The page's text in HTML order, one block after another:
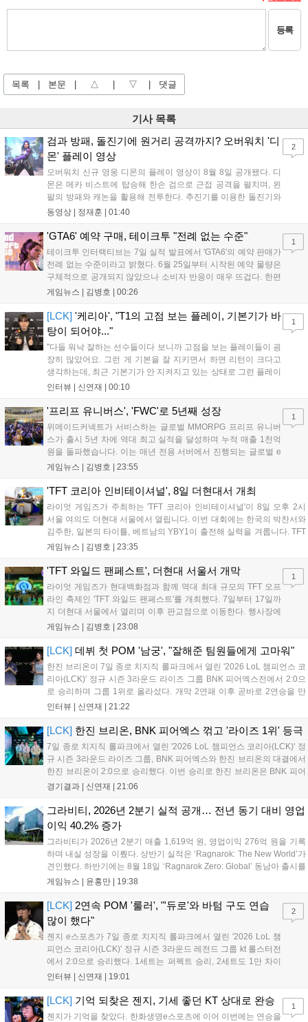
등록
목록 | 본문 | △ | ▽ | 댓글
기사 목록
검과 방패, 돌진기에 원거리 공격까지? 오버워치 '디
몬' 플레이 영상
오버워치 신규 영웅 디몬의 플레이 영상이 8월 8일 공개됐다. 디
몬은 메카 비스트에 탑승해 한손 검으로 근접 공격을 펼치며, 왼
팔의 방패와 캐논을 활용해 전투한다. 추진기를 이용한 돌진기와
참격 형태의 궁극기를 보유했고, 메카 파괴 시 맨몸으로 기관총을
산의 영웅들 업데이트를 통해 정식 출시될 예정이다....
동영상 | 정재훈 | 01:40
2
'GTA6' 예약 구매, 테이크투 "전례 없는 수준"
테이크투 인터랙티브는 7일 실적 발표에서 'GTA6'의 예약 판매가
전례 없는 수준이라고 밝혔다. 6월 25일부터 시작된 예약 물량은
구체적으로 공개되지 않았으나 소비자 반응이 매우 뜨겁다. 한편
11월 19일 PS5와 Xbox 시리즈 X|S로 정식 출시될 예정이며, 록
상 'Grand Theft Auto VI: An Extended Look'을 최초 공개할 계획
이다....
게임뉴스 | 김병호 | 00:26
1
[LCK] '케리아', "T1의 고점 보는 플레이, 기본기가 바
탕이 되어야..."
"다들 워낙 잘하는 선수들이다 보니까 고점을 보는 플레이들이 굉
장히 많았어요. 그런 게 기본을 잘 지키면서 하면 리턴이 크다고
생각하는데, 최근 기본기가 안 지켜지고 있는 상태로 그런 플레이
를 추구하다 보니까 팀적으로 안 좋은 사고가 계속 많이 났던 것
LoL 챔피언스 코리아(LCK)'...
인터뷰 | 신연재 | 00:10
1
'프리프 유니버스', 'FWC'로 5년째 성장
위메이드커넥트가 서비스하는 글로벌 MMORPG 프리프 유니버
스가 출시 5년 차에 역대 최고 실적을 달성하며 누적 매출 1천억
원을 돌파했습니다. 이는 매년 전용 서버에서 진행되는 글로벌 e
스포츠 대회 FWC의 영향이 큽니다. FWC는 이용자가 동일한 조
은 전년 대비 매출과 이용자 지표가 대폭 상승하는 성과를 냈습니
FWC 그랜드 파이널이 개최될 예정이며, 위메이드커넥트는 이를
통해 커뮤니티 중심의 장기 성장 모델을 지속할 방침입니다....
게임뉴스 | 김병호 | 23:55
1
'TFT 코리아 인비테이셔널', 8일 더현대서 개최
라이엇 게임즈가 주최하는 'TFT 코리아 인비테이셔널'이 8일 오후 2시
서울 여의도 더현대 서울에서 열립니다. 이번 대회에는 한국의 박찬서와
김주한, 일본의 타이틀, 베트남의 YBY1이 출전해 실력을 겨룹니다. TFT
는 소속팀 없이 개인 자격으로 참가하는 독특한 대회 구조를 가지며, 누
17일까지 이어지는 이번 행사는 신규 세트 체험과 공연 등 다양한 즐길
거리를 제공하며, 이후 현대백화점 판교점에서도 행사가 이어질 예정입
니다. 연말에는 라스베이거스 오픈이 개최됩니다....
게임뉴스 | 김병호 | 23:35
'TFT 와일드 팬페스트', 더현대 서울서 개막
라이엇 게임즈가 현대백화점과 함께 역대 최대 규모의 TFT 오프
라인 축제인 'TFT 와일드 팬페스트'를 개최했다. 7일부터 17일까
지 더현대 서울에서 열리며 이후 판교점으로 이동한다. 행사장에
는 체험, 스페셜, 무대 존이 마련됐으며 8일 오후 2시 인비테이셔
연 등 다채로운 일정이 준비되어 있다. 사전 예약은 조기 마감될
게임뉴스 | 김병호 | 23:08
1
[LCK] 데뷔 첫 POM '남궁', "잘해준 팀원들에게 고마워"
한진 브리온이 7일 종로 치지직 롤파크에서 열린 '2026 LoL 챔피언스 코
리아(LCK)' 정규 시즌 3라운드 라이즈 그룹 BNK 피어엑스전에서 2:0으
로 승리하며 그룹 1위로 올라섰다. 개막 2연패 이후 곧바로 2연승을 만
들어내면서 이어질 4라운드에 대한 기대감을 올렸다. 다음은 이날 데뷔
인터뷰 | 신연재 | 21:22
[LCK] 한진 브리온, BNK 피어엑스 꺾고 '라이즈 1위' 등극
7일 종로 치지직 롤파크에서 열린 '2026 LoL 챔피언스 코리아(LCK)' 정
규 시즌 3라운드 라이즈 그룹, BNK 피어엑스와 한진 브리온의 대결에서
한진 브리온이 2:0으로 승리했다. 이번 승리로 한진 브리온은 BNK 피어
엑스를 제치고 라이즈 그룹 1위로 올라섰다. 1세트, 한진 브리온이 '로머'
경기결과 | 신연재 | 21:06
그라비티, 2026년 2분기 실적 공개… 전년 동기 대비 영업
이익 40.2% 증가
그라비티가 2026년 2분기 매출 1,619억 원, 영업이익 276억 원을 기록
하며 내실 성장을 이뤘다. 상반기 실적은 ‘Ragnarok: The New World’가
견인했다. 하반기에는 8월 18일 ‘Ragnarok Zero: Global’ 동남아 출시를
시작으로 9월 3일 ‘달려라 헤베레케 EX’, 9월 22일 ‘갈바테인’ 등 다양한
이’ 출시가 예정돼 있으며, 2027년에는 ‘Ragnarok 3’ 등 대작을 글로벌
출시할 계획이다. 그라비티는 조인트벤처 설립과 라그나로크 에코 시스
템 구축을 통해 신성장 동력을 확보할 방침이다....
게임뉴스 | 윤홍만 | 19:38
[LCK] 2연속 POM '룰러', "'듀로'와 바텀 구도 연습
많이 했다"
젠지 e스포츠가 7일 종로 치지직 롤파크에서 열린 '2026 LoL 챔
피언스 코리아(LCK)' 정규 시즌 3라운드 레전드 그룹 kt 롤스터전
에서 2:0으로 승리했다. 1세트는 퍼펙트 승리, 2세트도 1만 차이
를 벌리며 25분 만에 승리하면서 말 그대로 압도적인 경기력을 선
하며 POM에 선정됐...
인터뷰 | 신연재 | 19:01
2
[LCK] 기억 되찾은 젠지, 기세 좋던 KT 상대로 완승
젠지가 기억을 찾았다. 한화생명e스포츠에 이어 이번에는 연승을
1